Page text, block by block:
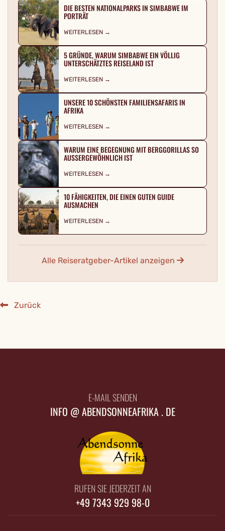
DIE BESTEN NATIONALPARKS IN SIMBABWE IM
PORTRÄT
WEITERLESEN →
5 GRÜNDE, WARUM SIMBABWE EIN VÖLLIG
UNTERSCHÄTZTES REISELAND IST
WEITERLESEN →
UNSERE 10 SCHÖNSTEN FAMILIENSAFARIS IN
AFRIKA
WEITERLESEN →
WARUM EINE BEGEGNUNG MIT BERGGORILLAS SO
AUSSERGEWÖHNLICH IST
WEITERLESEN →
10 FÄHIGKEITEN, DIE EINEN GUTEN GUIDE
AUSMACHEN
WEITERLESEN →
Alle Reiseratgeber-Artikel anzeigen
Zurück
E-MAIL SENDEN
INFO @ ABENDSONNEAFRIKA . DE
RUFEN SIE JEDERZEIT AN
+49 7343 929 98-0